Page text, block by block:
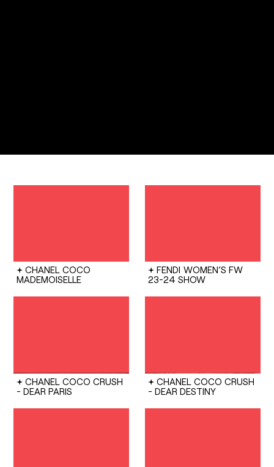
CHANEL COCO
MADEMOISELLE
FENDI WOMEN’S FW
23-24 SHOW
CHANEL COCO CRUSH
- DEAR PARIS
CHANEL COCO CRUSH
- DEAR DESTINY